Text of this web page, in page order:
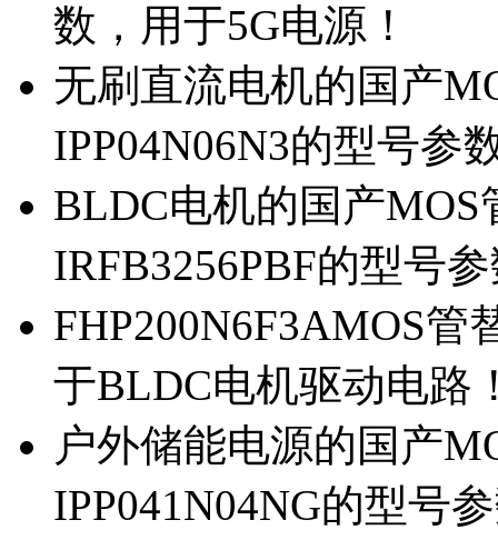
数，用于5G电源！
无刷直流电机的国产
IPP04N06N3的型号参
BLDC电机的国产MOS
IRFB3256PBF的型号
FHP200N6F3AMOS管
于BLDC电机驱动电路
户外储能电源的国产
IPP041N04NG的型号